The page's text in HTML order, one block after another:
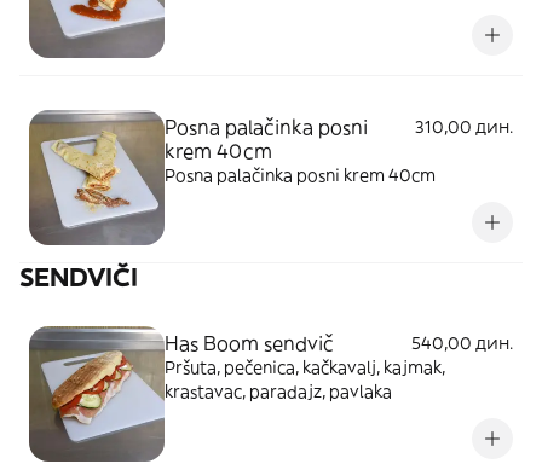
Posna palačinka posni
krem 40cm
310,00 дин.
Posna palačinka posni krem 40cm
SENDVIČI
Has Boom sendvič
540,00 дин.
Pršuta, pečenica, kačkavalj, kajmak,
krastavac, paradajz, pavlaka